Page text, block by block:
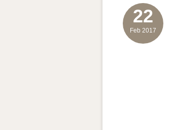
22
Feb 2017